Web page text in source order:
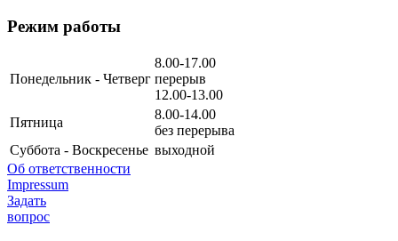
Режим работы
Понедельник - Четверг
8.00-17.00
перерыв
12.00-13.00
Пятница
8.00-14.00
без перерыва
Суббота - Воскресенье выходной
Об ответственности
Impressum
Задать
вопрос